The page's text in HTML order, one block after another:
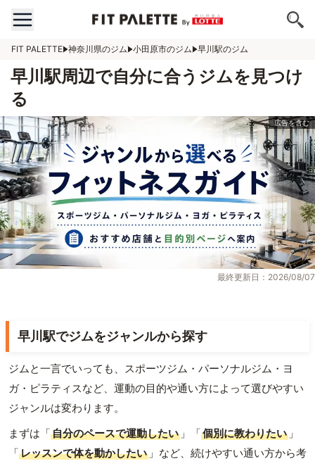
FIT PALETTE 神奈川県のジム 小田原市のジム 早川駅のジム
早川駅周辺で自分に合うジムを見つけ
る
最終更新日：2026/08/07
早川駅でジムをジャンルから探す
ジムと一言でいっても、スポーツジム・パーソナルジム・ヨ
ガ・ピラティスなど、運動の目的や通い方によって選びやすい
ジャンルは変わります。
まずは「自分のペースで運動したい 」「個別に教わりたい 」
「レッスンで体を動かしたい 」など、続けやすい通い方から考